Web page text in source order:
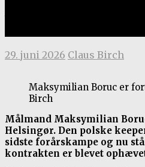
29. juni 2026 Claus Birch
Maksymilian Boruc er
Birch
Målmand Maksymilian
Helsingør. Den polske
sidste forårskampe og nu
kontrakten er blevet